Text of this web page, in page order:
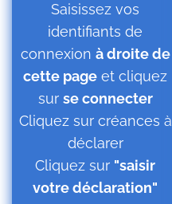
Saisissez vos
identifiants de
connexion à droite de
cette page et cliquez
sur se connecter
Cliquez sur créances à
déclarer
Cliquez sur "saisir
votre déclaration"